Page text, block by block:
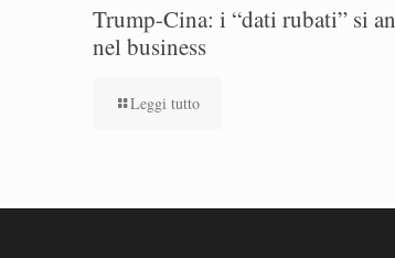
Trump-Cina: i “dati rubati” si
nel business
Leggi tutto